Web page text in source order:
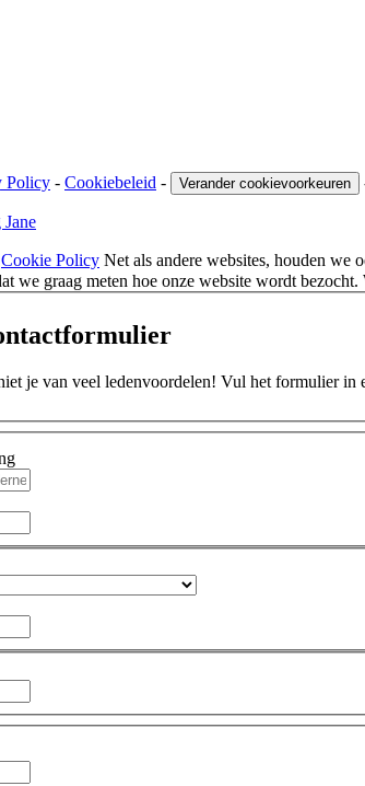
Policy - Cookiebeleid - Verander cookievoorkeuren
Jane
Cookie Policy Net als andere websites, houden we
we graag meten hoe onze website wordt
je van veel ledenvoordelen! Vul het formulier in